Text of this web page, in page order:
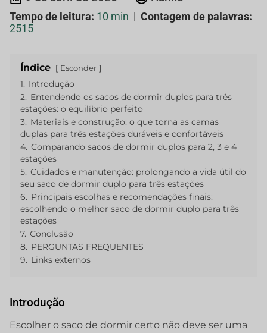
Tempo de leitura: 10 min | Contagem de palavras:
2515
Índice Esconder
1. Introdução
2. Entendendo os sacos de dormir duplos para três
estações: o equilíbrio perfeito
3. Materiais e construção: o que torna as camas
duplas para três estações duráveis e confortáveis
4. Comparando sacos de dormir duplos para 2, 3 e 4
estações
5. Cuidados e manutenção: prolongando a vida útil do
seu saco de dormir duplo para três estações
6. Principais escolhas e recomendações finais:
escolhendo o melhor saco de dormir duplo para três
estações
7. Conclusão
8. PERGUNTAS FREQUENTES
9. Links externos
Introdução
Escolher o saco de dormir certo não deve ser uma